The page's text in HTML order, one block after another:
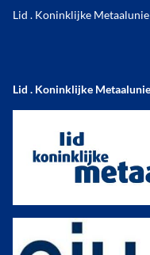
Lid . Koninklijke Metaalunie
Lid . Koninklijke Metaalunie